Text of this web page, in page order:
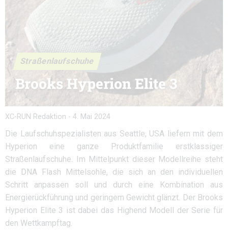
Straßenlaufschuhe
Brooks Hyperion Elite 3
XC-RUN Redaktion - 4. Mai 2024
Die Laufschuhspezialisten aus Seattle, USA liefern mit dem
Hyperion eine ganze Produktfamilie erstklassiger
Straßenlaufschuhe. Im Mittelpunkt dieser Modellreihe steht
die DNA Flash Mittelsohle, die sich an den individuellen
Schritt anpassen soll und durch eine Kombination aus
Energierückführung und geringem Gewicht glänzt. Der Brooks
Hyperion Elite 3 ist dabei das Highend Modell der Serie für
den Wettkampftag.